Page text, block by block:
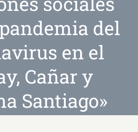
del
en el
Cañar y
Santiago»